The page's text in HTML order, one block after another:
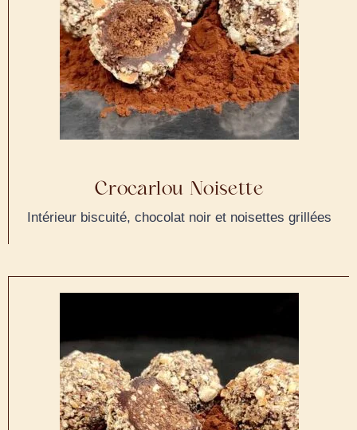
Crocarlou Noisette
Intérieur biscuité, chocolat noir et noisettes grillées